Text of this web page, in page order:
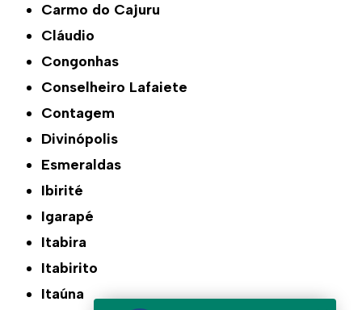
Carmo do Cajuru
Cláudio
Congonhas
Conselheiro Lafaiete
Contagem
Divinópolis
Esmeraldas
Ibirité
Igarapé
Itabira
Itabirito
Itaúna